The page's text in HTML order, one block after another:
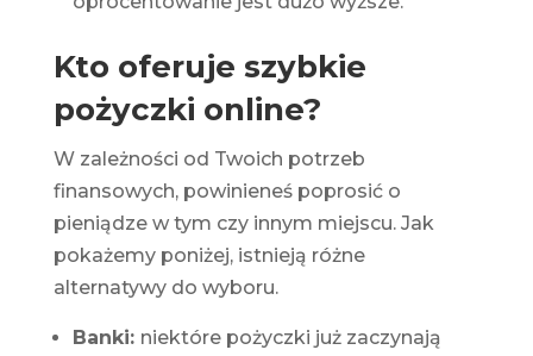
Kto oferuje szybkie
pożyczki online?
W zależności od Twoich potrzeb
finansowych, powinieneś poprosić o
pieniądze w tym czy innym miejscu. Jak
pokażemy poniżej, istnieją różne
alternatywy do wyboru.
Banki: niektóre pożyczki już zaczynają